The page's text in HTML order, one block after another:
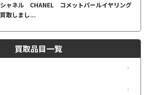
シャネル CHANEL コメットパールイヤリング
買取しまし...
買取品目一覧